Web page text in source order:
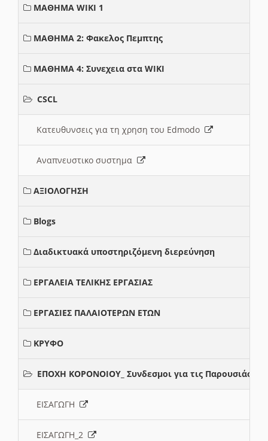
ΜΑΘΗΜΑ WIKI 1
ΜΑΘΗΜΑ 2: Φακελος Πεμπτης
ΜΑΘΗΜΑ 4: Συνεχεια στα WIKI
CSCL
Κατευθυνσεις για τη χρηση του Edmodo
Αναπνευστικο συστημα
ΑΞΙΟΛΟΓΗΣΗ
Blogs
Διαδικτυακά υποστηριζόμενη διερεύνηση
ΕΡΓΑΛΕΙΑ ΤΕΛΙΚΗΣ ΕΡΓΑΣΙΑΣ
ΕΡΓΑΣΙΕΣ ΠΑΛΑΙΟΤΕΡΩΝ ΕΤΩΝ
ΚΡΥΦΟ
ΕΠΟΧΗ ΚΟΡΟΝΟΙΟΥ_ Συνδεσμοι για τις Παρουσιάσεις
ΕΙΣΑΓΩΓΗ
ΕΙΣΑΓΩΓΗ_2